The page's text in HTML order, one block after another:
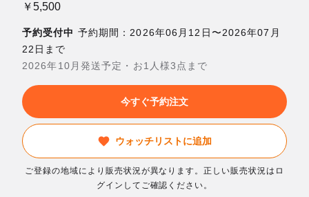
￥5,500
予約受付中 予約期間：2026年06月12日〜2026年07月
22日まで
2026年10月発送予定・お1人様3点まで
今すぐ予約注文
ウォッチリストに追加
ご登録の地域により販売状況が異なります。正しい販売状況はロ
グインしてご確認ください。